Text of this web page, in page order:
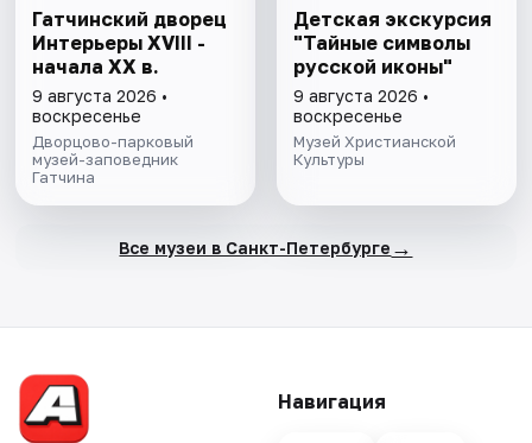
Гатчинский дворец
Интерьеры ХVIII -
начала ХХ в.
9 августа 2026 •
воскресенье
Дворцово-парковый
музей-заповедник
Гатчина
Детская экскурсия
"Тайные символы
русской иконы"
9 августа 2026 •
воскресенье
Музей Христианской
Культуры
Все музеи в Санкт-Петербурге →
Навигация